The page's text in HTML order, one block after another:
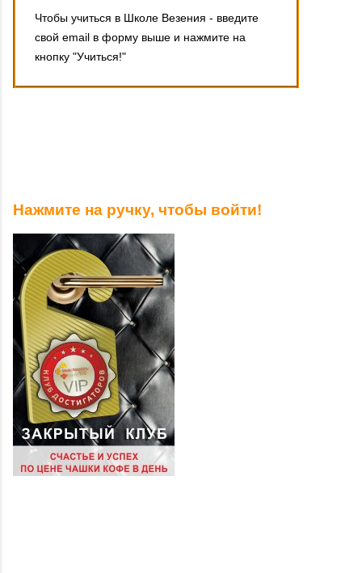
Чтобы учиться в Школе Везения - введите
свой email в форму выше и нажмите на
кнопку "Учиться!"
Нажмите на ручку, чтобы войти!